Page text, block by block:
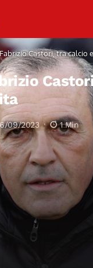
Castori, tra calcio
09/2023 1 Min